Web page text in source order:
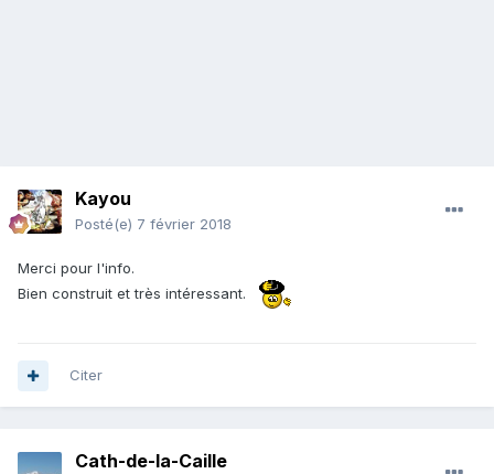
Kayou
Posté(e) 7 février 2018
Merci pour l'info.
Bien construit et très intéressant.
Citer
Cath-de-la-Caille